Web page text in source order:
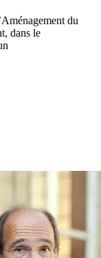
du
dans le